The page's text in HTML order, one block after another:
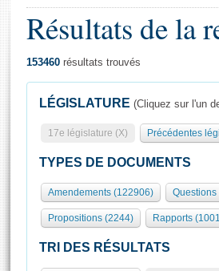
Présidence
577 députés
Groupes politiques
Séance publique
Commissions et autres organes
Europe et International
Général
Rôle et pouvoirs de l'Assemblée
Organisation de l'Assemblée
Présidence Conférence des
Visiter l'Assemblée
Visite virtuelle du palais
Assister à une séance
Résultats de la
153460 résultats trouvés
LÉGISLATURE (Cliquez sur l'un
17e législature (X) Précédentes
TYPES DE DOCUMENTS
Amendements (122906)
Propositions (2244) Rapports
TRI DES RÉSULTATS